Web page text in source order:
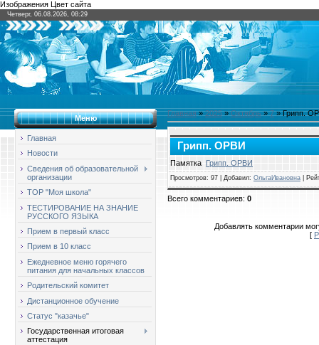
Изображения Цвет сайта
Четверг, 06.08.2026, 08:29
Меню
Главная
Новости
Сведения об образовательной
организации
ТОР "Моя школа"
ТЕСТИРОВАНИЕ НА ЗНАНИЕ
РУССКОГО ЯЗЫКА
Прием в первый класс
Прием в 10 класс
Ежедневное меню горячего
питания для начальных классов
Родительский комитет
Дистанционное обучение
Статус "казачье"
Государственная итоговая
аттестация
Главная»2025 » Октябрь » 7» Грипп.
Грипп. ОРВИ
Памятка Грипп. ОРВИ
Просмотров: 97 | Добавил: ОльгаИвановна
Всего комментариев: 0
Добавлять комментарии
[